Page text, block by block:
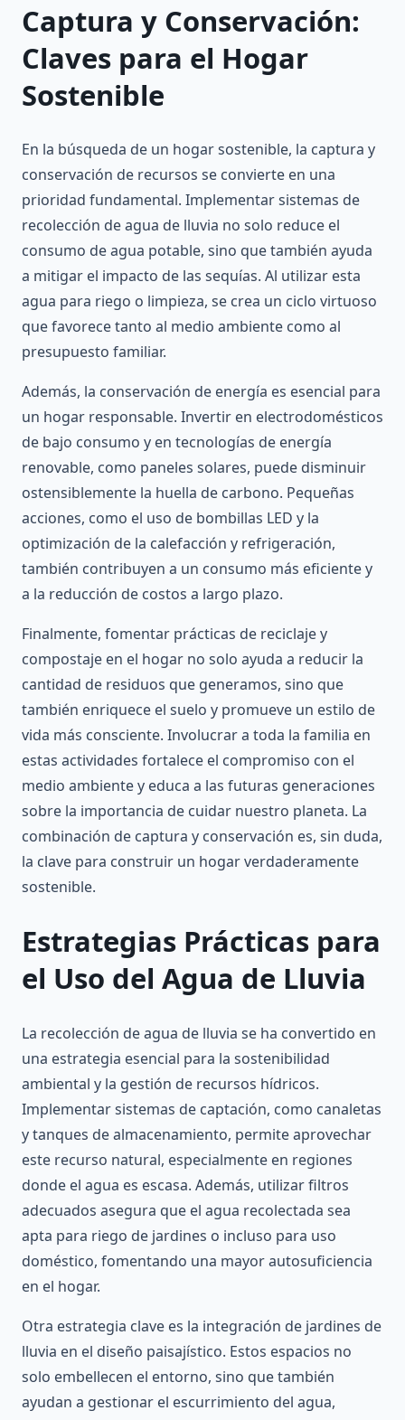
Captura y Conservación:
Claves para el Hogar
Sostenible
En la búsqueda de un hogar sostenible, la captura y
conservación de recursos se convierte en una
prioridad fundamental. Implementar sistemas de
recolección de agua de lluvia no solo reduce el
consumo de agua potable, sino que también ayuda
a mitigar el impacto de las sequías. Al utilizar esta
agua para riego o limpieza, se crea un ciclo virtuoso
que favorece tanto al medio ambiente como al
presupuesto familiar.
Además, la conservación de energía es esencial para
un hogar responsable. Invertir en electrodomésticos
de bajo consumo y en tecnologías de energía
renovable, como paneles solares, puede disminuir
ostensiblemente la huella de carbono. Pequeñas
acciones, como el uso de bombillas LED y la
optimización de la calefacción y refrigeración,
también contribuyen a un consumo más eficiente y
a la reducción de costos a largo plazo.
Finalmente, fomentar prácticas de reciclaje y
compostaje en el hogar no solo ayuda a reducir la
cantidad de residuos que generamos, sino que
también enriquece el suelo y promueve un estilo de
vida más consciente. Involucrar a toda la familia en
estas actividades fortalece el compromiso con el
medio ambiente y educa a las futuras generaciones
sobre la importancia de cuidar nuestro planeta. La
combinación de captura y conservación es, sin duda,
la clave para construir un hogar verdaderamente
sostenible.
Estrategias Prácticas para
el Uso del Agua de Lluvia
La recolección de agua de lluvia se ha convertido en
una estrategia esencial para la sostenibilidad
ambiental y la gestión de recursos hídricos.
Implementar sistemas de captación, como canaletas
y tanques de almacenamiento, permite aprovechar
este recurso natural, especialmente en regiones
donde el agua es escasa. Además, utilizar filtros
adecuados asegura que el agua recolectada sea
apta para riego de jardines o incluso para uso
doméstico, fomentando una mayor autosuficiencia
en el hogar.
Otra estrategia clave es la integración de jardines de
lluvia en el diseño paisajístico. Estos espacios no
solo embellecen el entorno, sino que también
ayudan a gestionar el escurrimiento del agua,